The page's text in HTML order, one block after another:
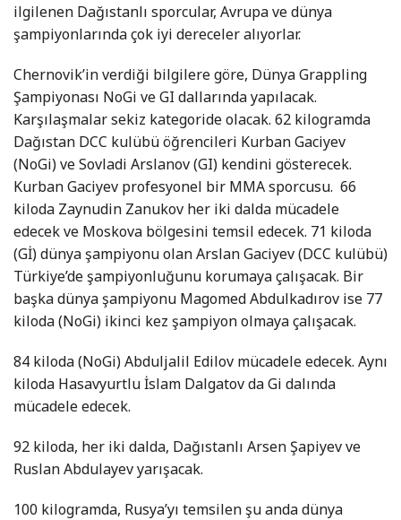
ilgilenen Dağıstanlı sporcular, Avrupa ve dünya
şampiyonlarında çok iyi dereceler alıyorlar.
Chernovik’in verdiği bilgilere göre, Dünya Grappling
Şampiyonası NoGi ve GI dallarında yapılacak.
Karşılaşmalar sekiz kategoride olacak. 62 kilogramda
Dağıstan DCC kulübü öğrencileri Kurban Gaciyev
(NoGi) ve Sovladi Arslanov (GI) kendini gösterecek.
Kurban Gaciyev profesyonel bir MMA sporcusu. 66
kiloda Zaynudin Zanukov her iki dalda mücadele
edecek ve Moskova bölgesini temsil edecek. 71 kiloda
(Gİ) dünya şampiyonu olan Arslan Gaciyev (DCC kulübü)
Türkiye’de şampiyonluğunu korumaya çalışacak. Bir
başka dünya şampiyonu Magomed Abdulkadırov ise 77
kiloda (NoGi) ikinci kez şampiyon olmaya çalışacak.
84 kiloda (NoGi) Abduljalil Edilov mücadele edecek. Aynı
kiloda Hasavyurtlu İslam Dalgatov da Gi dalında
mücadele edecek.
92 kiloda, her iki dalda, Dağıstanlı Arsen Şapiyev ve
Ruslan Abdulayev yarışacak.
100 kilogramda, Rusya’yı temsilen şu anda dünya